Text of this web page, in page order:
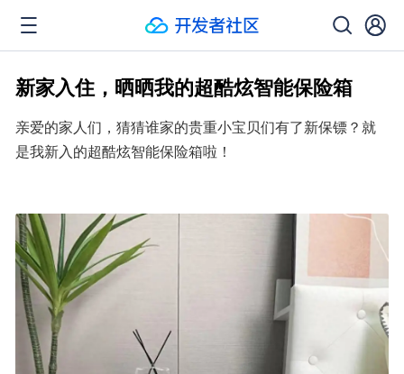
新家入住，晒晒我的超酷炫智能保险箱
亲爱的家人们，猜猜谁家的贵重小宝贝们有了新保镖？就
是我新入的超酷炫智能保险箱啦！